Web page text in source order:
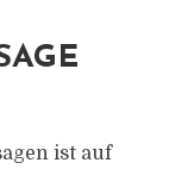
ist auf